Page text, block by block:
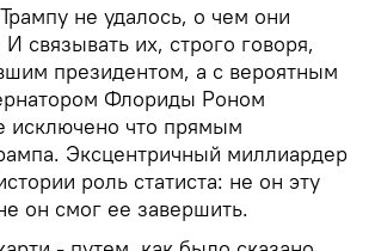
не удалось, о чем они
связывать их, строго говоря,
президентом, а с вероятным
Флориды Роном
исключено что прямым
Эксцентричный миллиардер
роль статиста: не он эту
он смог ее завершить.